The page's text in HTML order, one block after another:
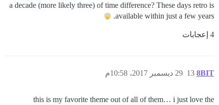
a decade (more likely three) of time difference? These days retro is
available within just a few years.
4 إعجابات
8BIT 29 ديسمبر 2017، 10:58م 13
this is my favorite theme out of all of them… i just love the